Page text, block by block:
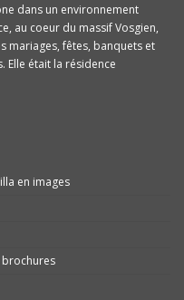
dans un environnement
au coeur du massif Vosgien,
mariages, fêtes, banquets et
Elle était la résidence
en images
brochures